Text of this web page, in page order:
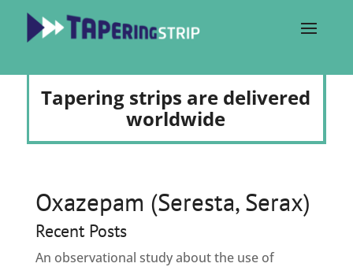
Tapering strips are delivered
worldwide
Oxazepam (Seresta, Serax)
Recent Posts
An observational study about the use of